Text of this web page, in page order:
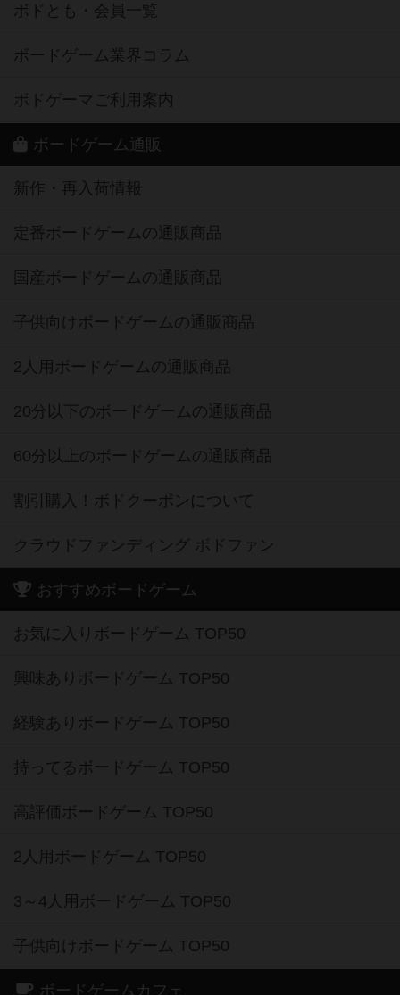
ボドとも・会員一覧
ボードゲーム業界コラム
ボドゲーマご利用案内
ボードゲーム通販
新作・再入荷情報
定番ボードゲームの通販商品
国産ボードゲームの通販商品
子供向けボードゲームの通販商品
2人用ボードゲームの通販商品
20分以下のボードゲームの通販商品
60分以上のボードゲームの通販商品
割引購入！ボドクーポンについて
クラウドファンディング ボドファン
おすすめボードゲーム
お気に入りボードゲーム TOP50
興味ありボードゲーム TOP50
経験ありボードゲーム TOP50
持ってるボードゲーム TOP50
高評価ボードゲーム TOP50
2人用ボードゲーム TOP50
3～4人用ボードゲーム TOP50
子供向けボードゲーム TOP50
ボードゲームカフェ